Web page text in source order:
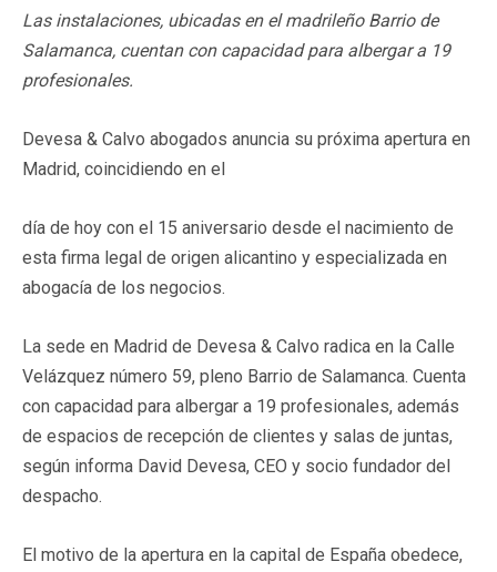
Las instalaciones, ubicadas en el madrileño Barrio de
Salamanca, cuentan con capacidad para albergar a 19
profesionales.
Devesa & Calvo abogados anuncia su próxima apertura en
Madrid, coincidiendo en el
día de hoy con el 15 aniversario desde el nacimiento de
esta firma legal de origen alicantino y especializada en
abogacía de los negocios.
La sede en Madrid de Devesa & Calvo radica en la Calle
Velázquez número 59, pleno Barrio de Salamanca. Cuenta
con capacidad para albergar a 19 profesionales, además
de espacios de recepción de clientes y salas de juntas,
según informa David Devesa, CEO y socio fundador del
despacho.
El motivo de la apertura en la capital de España obedece,